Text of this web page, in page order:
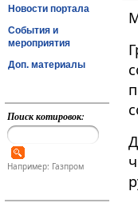
Новости портала
События и
мероприятия
Доп. материалы
Поиск котировок:
Например: Газпром